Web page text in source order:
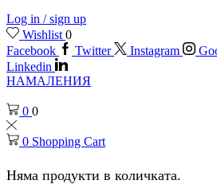
Log in / sign up
Wishlist 0
Facebook
Twitter Instagram
Linkedin
НАМАЛЕНИЯ
0 0
0 Shopping Cart
Няма продукти в количката.